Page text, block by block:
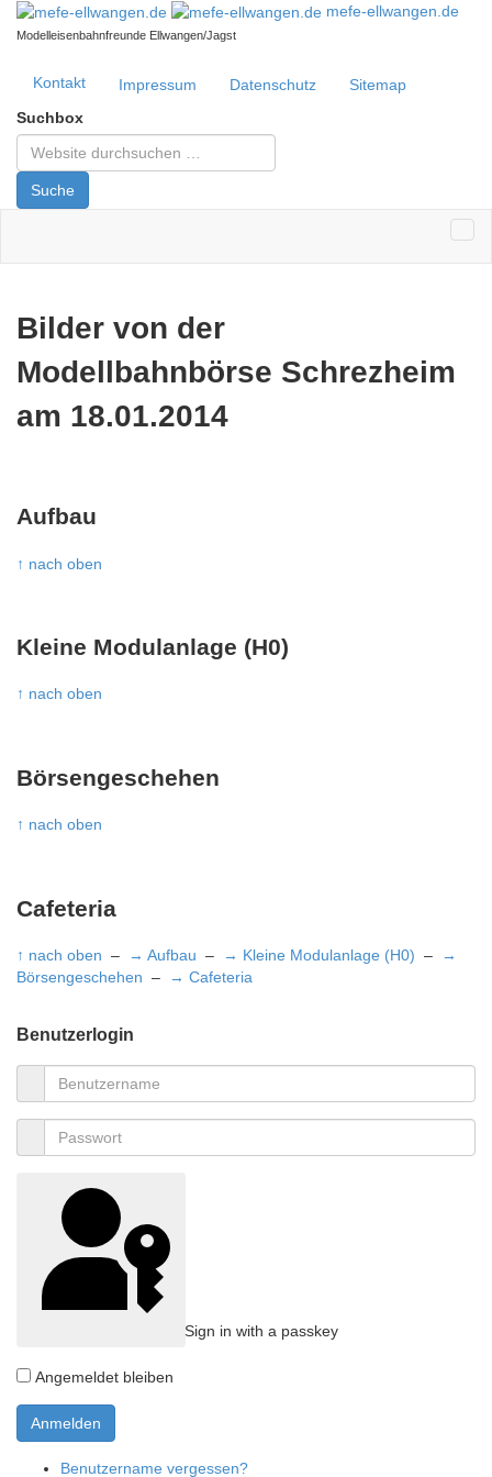
mefe-ellwangen.de
Modelleisenbahnfreunde Ellwangen/Jagst
Kontakt Impressum Datenschutz
Sitemap
Suchbox
Suche
Bilder von der
Modellbahnbörse Schrezheim
am 18.01.2014
Aufbau
↑ nach oben
Kleine Modulanlage (H0)
↑ nach oben
Börsengeschehen
↑ nach oben
Cafeteria
↑ nach oben – → Aufbau – → Kleine Modulanlage (H0) –
→
Börsengeschehen – → Cafeteria
Benutzerlogin
Sign in with a passkey
Angemeldet bleiben
Benutzername vergessen?